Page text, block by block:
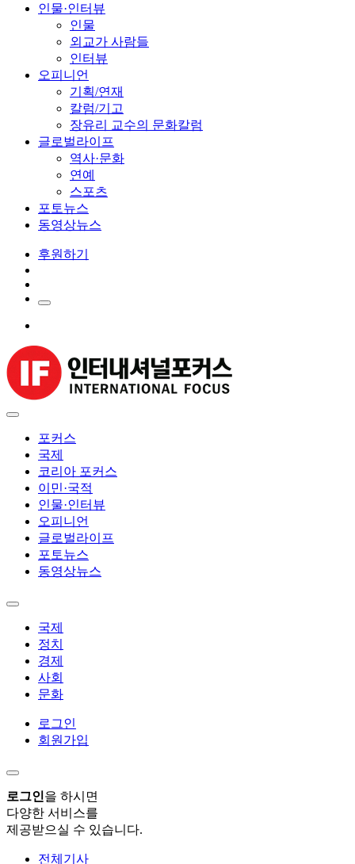
인물·인터뷰
인물
외교가 사람들
인터뷰
오피니언
기획/연재
칼럼/기고
장유리 교수의 문화칼럼
글로벌라이프
역사·문화
연예
스포츠
포토뉴스
동영상뉴스
후원하기
포커스
국제
코리아 포커스
이민·국적
인물·인터뷰
오피니언
글로벌라이프
포토뉴스
동영상뉴스
국제
정치
경제
사회
문화
로그인
회원가입
로그인을 하시면
다양한 서비스를
제공받으실 수 있습니다.
전체기사